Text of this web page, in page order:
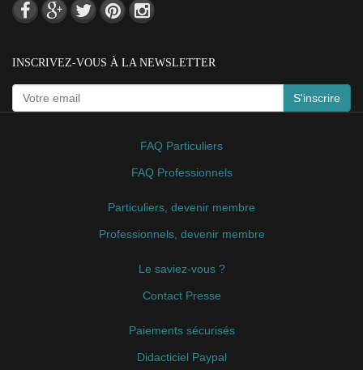
INSCRIVEZ-VOUS À LA NEWSLETTER
S'inscrire
FAQ Particuliers
FAQ Professionnels
Particuliers, devenir membre
Professionnels, devenir membre
Le saviez-vous ?
Contact Presse
Paiements sécurisés
Didacticiel Paypal